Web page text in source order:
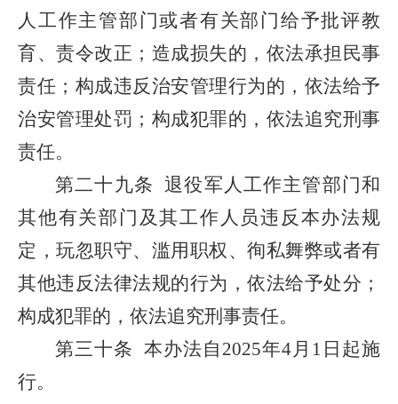
人工作主管部门或者有关部门给予批评教
育、责令改正；造成损失的，依法承担民事
责任；构成违反治安管理行为的，依法给予
治安管理处罚；构成犯罪的，依法追究刑事
责任。
第二十九条退役军人工作主管部门和
其他有关部门及其工作人员违反本办法规
定，玩忽职守、滥用职权、徇私舞弊或者有
其他违反法律法规的行为，依法给予处分；
构成犯罪的，依法追究刑事责任。
第三十条 本办法自2025年4月1日起施
行。